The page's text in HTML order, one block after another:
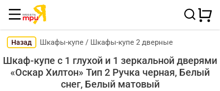
Назад Шкафы-купе / Шкафы-купе 2 дверные
Шкаф-купе с 1 глухой и 1 зеркальной дверями
«Оскар Хилтон» Тип 2 Ручка черная, Белый
снег, Белый матовый